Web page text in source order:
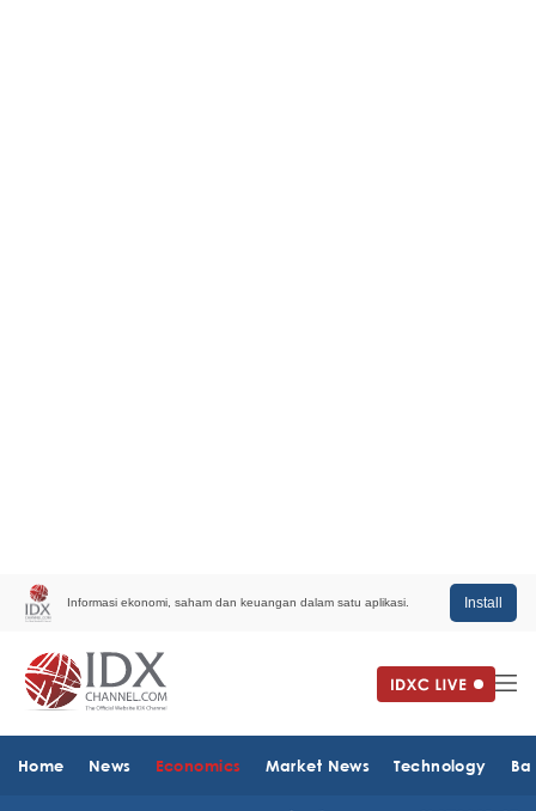
Informasi ekonomi, saham dan keuangan dalam satu aplikasi. Install
Home News Economics Market News Technology